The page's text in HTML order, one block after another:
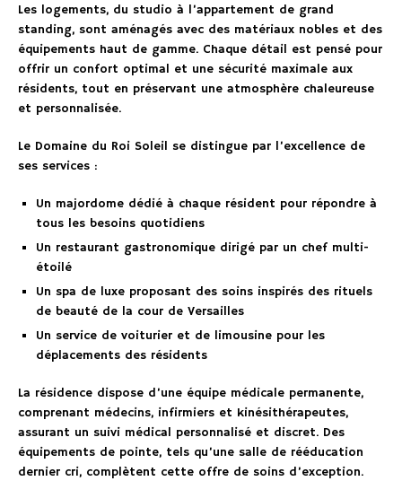
Les logements, du studio à l’appartement de grand
standing, sont aménagés avec des matériaux nobles et des
équipements haut de gamme. Chaque détail est pensé pour
offrir un confort optimal et une sécurité maximale aux
résidents, tout en préservant une atmosphère chaleureuse
et personnalisée.
Le Domaine du Roi Soleil se distingue par l’excellence de
ses services :
Un majordome dédié à chaque résident pour répondre à
tous les besoins quotidiens
Un restaurant gastronomique dirigé par un chef multi-
étoilé
Un spa de luxe proposant des soins inspirés des rituels
de beauté de la cour de Versailles
Un service de voiturier et de limousine pour les
déplacements des résidents
La résidence dispose d’une équipe médicale permanente,
comprenant médecins, infirmiers et kinésithérapeutes,
assurant un suivi médical personnalisé et discret. Des
équipements de pointe, tels qu’une salle de rééducation
dernier cri, complètent cette offre de soins d’exception.